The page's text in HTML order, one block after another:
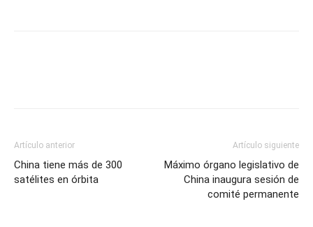
Artículo anterior
China tiene más de 300
satélites en órbita
Artículo siguiente
Máximo órgano legislativo de
China inaugura sesión de
comité permanente